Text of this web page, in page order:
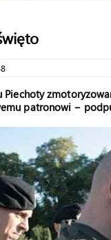
Piechoty
patronowi −